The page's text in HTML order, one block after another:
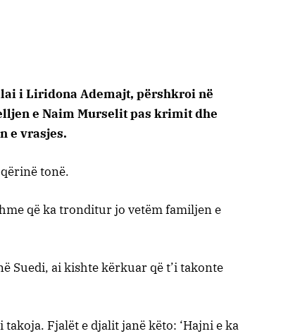
i Liridona Ademajt, përshkroi në
e Naim Murselit pas krimit dhe
e vrasjes.
tonë.
që ka tronditur jo vetëm familjen e
Suedi, ai kishte kërkuar që t’i takonte
Fjalët e djalit janë këto: ‘Hajni e ka